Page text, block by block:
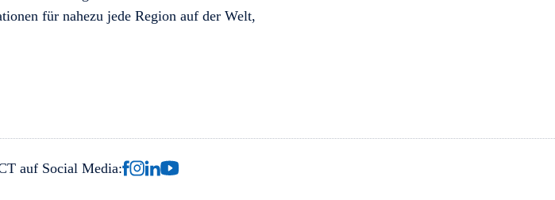
für nahezu jede Region auf der Welt,
auf Social Media: